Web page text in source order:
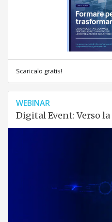
Scaricalo gratis!
WEBINAR
Digital Event: Verso